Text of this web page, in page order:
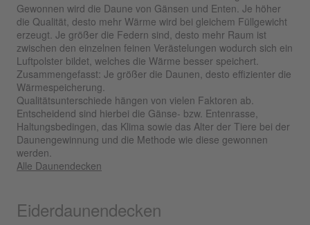
Gewonnen wird die Daune von Gänsen und Enten. Je höher
die Qualität, desto mehr Wärme wird bei gleichem Füllgewicht
erzeugt. Je größer die Federn sind, desto mehr Raum ist
zwischen den einzelnen feinen Verästelungen wodurch sich ein
Luftpolster bildet, welches die Wärme besser speichert.
Zusammengefasst: Je größer die Daunen, desto effizienter die
Wärmespeicherung.
Qualitätsunterschiede hängen von vielen Faktoren ab.
Entscheidend sind hierbei die Gänse- bzw. Entenrasse,
Haltungsbedingen, das Klima sowie das Alter der Tiere bei der
Daunengewinnung und die Methode wie diese gewonnen
werden.
Alle Daunendecken
Eiderdaunendecken